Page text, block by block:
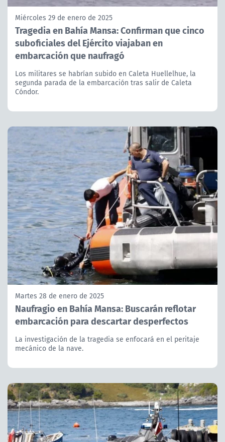
Miércoles 29 de enero de 2025
Tragedia en Bahía Mansa: Confirman que cinco
suboficiales del Ejército viajaban en
embarcación que naufragó
Los militares se habrían subido en Caleta Huellelhue, la
segunda parada de la embarcación tras salir de Caleta
Cóndor.
Martes 28 de enero de 2025
Naufragio en Bahía Mansa: Buscarán reflotar
embarcación para descartar desperfectos
La investigación de la tragedia se enfocará en el peritaje
mecánico de la nave.